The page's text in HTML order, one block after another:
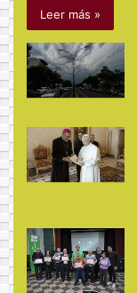
Leer más »